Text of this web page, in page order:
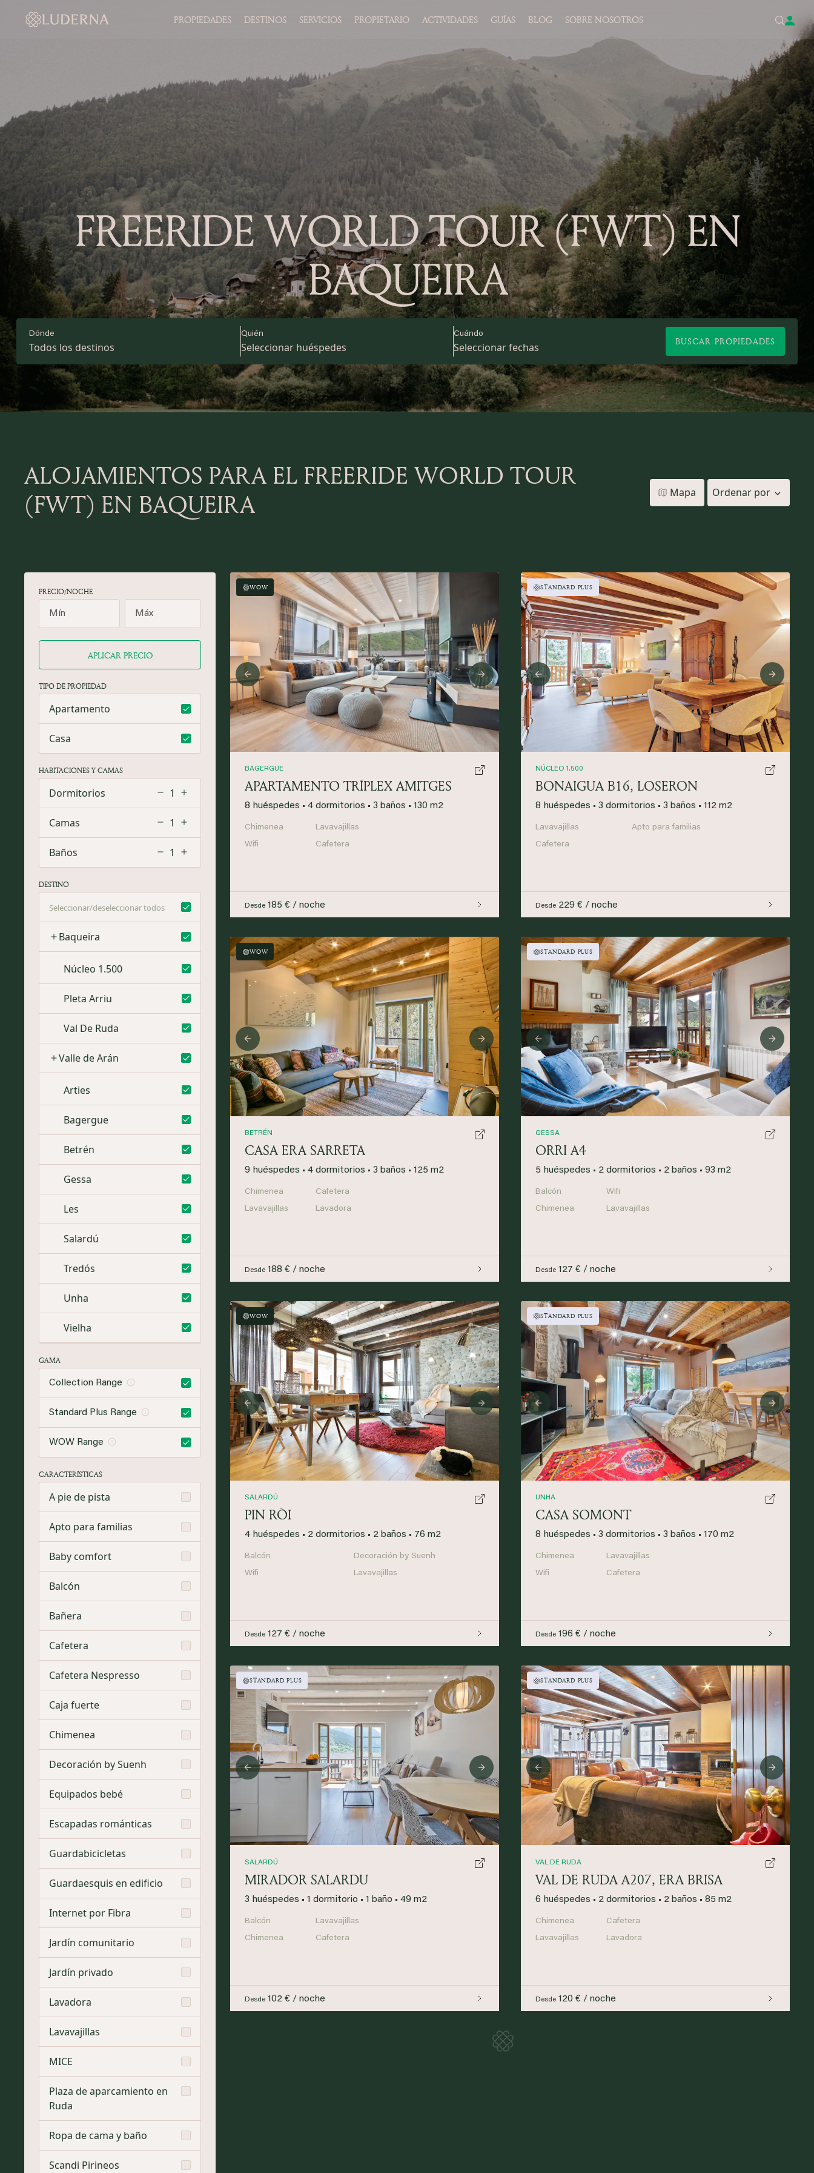
FREERIDE WORLD TOUR (FWT) EN
BAQUEIRA
PROPIEDADES DESTINOS SERVICIOS PROPIETARIO ACTIVIDADES GUÍAS BLOG SOBRE NOSOTROS
Dónde
Todos los destinos
Quién Cuándo
BUSCAR PROPIEDADES
ALOJAMIENTOS PARA EL FREERIDE WORLD TOUR
(FWT) EN BAQUEIRA
Mapa Ordenar por
PRECIO/NOCHE
APLICAR PRECIO
TIPO DE PROPIEDAD
Apartamento
Casa
HABITACIONES Y CAMAS
1
Dormitorios
1
Camas
1
Baños
DESTINO
Seleccionar/deseleccionar todos
Baqueira
Núcleo 1.500
Pleta Arriu
Val De Ruda
Valle de Arán
Arties
Bagergue
Betrén
Gessa
Les
Salardú
Tredós
Unha
Vielha
GAMA
Collection Range
Standard Plus Range
WOW Range
CARACTERÍSTICAS
A pie de pista
Apto para familias
Baby comfort
Balcón
Bañera
Cafetera
Cafetera Nespresso
Caja fuerte
Chimenea
Decoración by Suenh
Equipados bebé
Escapadas románticas
Guardabicicletas
Guardaesquis en edificio
Internet por Fibra
Jardín comunitario
Jardín privado
Lavadora
Lavavajillas
MICE
Plaza de aparcamiento en
Ruda
Ropa de cama y baño
Scandi Pirineos
STANDARD PLUS
Previous Next
SALARDÚ
MIRADOR SALARDU
3 huéspedes • 1 dormitorio • 1 baño • 49 m2
Balcón
Chimenea
Lavavajillas
Cafetera
Desde 102 € / noche
STANDARD PLUS
Previous Next
VAL DE RUDA
VAL DE RUDA A207, ERA BRISA
6 huéspedes • 2 dormitorios • 2 baños • 85 m2
Chimenea
Lavavajillas
Cafetera
Lavadora
Desde 120 € / noche
WOW
Previous Next
SALARDÚ
PIN RÒI
4 huéspedes • 2 dormitorios • 2 baños • 76 m2
Balcón
Wifi
Decoración by Suenh
Lavavajillas
Desde 127 € / noche
STANDARD PLUS
Previous Next
GESSA
ORRI A4
5 huéspedes • 2 dormitorios • 2 baños • 93 m2
Balcón
Chimenea
Wifi
Lavavajillas
Desde 127 € / noche
WOW
Previous Next
BAGERGUE
APARTAMENTO TRÍPLEX AMITGES
8 huéspedes • 4 dormitorios • 3 baños • 130 m2
Chimenea
Wifi
Lavavajillas
Cafetera
Desde 185 € / noche
WOW
Previous Next
BETRÉN
CASA ERA SARRETA
9 huéspedes • 4 dormitorios • 3 baños • 125 m2
Chimenea
Lavavajillas
Cafetera
Lavadora
Desde 188 € / noche
STANDARD PLUS
Previous Next
UNHA
CASA SOMONT
8 huéspedes • 3 dormitorios • 3 baños • 170 m2
Chimenea
Wifi
Lavavajillas
Cafetera
Desde 196 € / noche
STANDARD PLUS
Previous Next
NÚCLEO 1.500
BONAIGUA B16, LOSERON
8 huéspedes • 3 dormitorios • 3 baños • 112 m2
Lavavajillas
Cafetera
Apto para familias
Desde 229 € / noche
Loading